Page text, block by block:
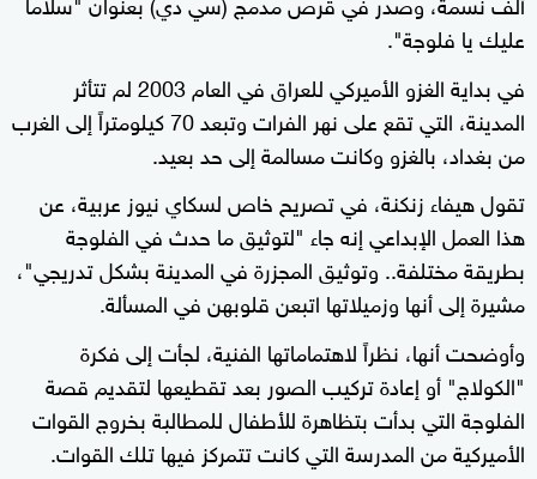
عليك يا فلوجة".
في بداية الغزو الأميركي للعراق في العام 2003 لم تتأثر
المدينة، التي تقع على نهر الفرات وتبعد 70 كيلومتراً إلى الغرب
من بغداد، بالغزو وكانت مسالمة إلى حد بعيد.
تقول هيفاء زنكنة، في تصريح خاص لسكاي نيوز عربية، عن
هذا العمل الإبداعي إنه جاء "لتوثيق ما حدث في الفلوجة
بطريقة مختلفة.. وتوثيق المجزرة في المدينة بشكل تدريجي"،
مشيرة إلى أنها وزميلاتها اتبعن قلوبهن في المسألة.
وأوضحت أنها، نظراً لاهتماماتها الفنية، لجأت إلى فكرة
"الكولاج" أو إعادة تركيب الصور بعد تقطيعها لتقديم قصة
الفلوجة التي بدأت بتظاهرة للأطفال للمطالبة بخروج القوات
الأميركية من المدرسة التي كانت تتمركز فيها تلك القوات.